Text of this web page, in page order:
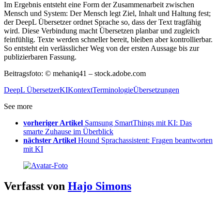
Im Ergebnis entsteht eine Form der Zusammenarbeit zwischen
Mensch und System: Der Mensch legt Ziel, Inhalt und Haltung fest;
der DeepL Übersetzer ordnet Sprache so, dass der Text tragfähig
wird. Diese Verbindung macht Übersetzen planbar und zugleich
feinfühlig. Texte werden schneller bereit, bleiben aber kontrollierbar.
So entsteht ein verlässlicher Weg von der ersten Aussage bis zur
publizierbaren Fassung.
Beitragsfoto: © mehaniq41 – stock.adobe.com
DeepL ÜbersetzerKIKontextTerminologieÜbersetzungen
See more
vorheriger Artikel Samsung SmartThings mit KI: Das
smarte Zuhause im Überblick
nächster Artikel Hound Sprachassistent: Fragen beantworten
mit KI
Verfasst von Hajo Simons